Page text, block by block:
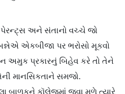
અને સંતાનો વચ્ચે જો
એકબીજા પર ભરોસો મૂકવો
અમુક પ્રકારનું બિહેવ કરે તો તેને
માનસિકતાને સમજો.
બાળકને કૉલેજમાં જવા મળે ત્યારે